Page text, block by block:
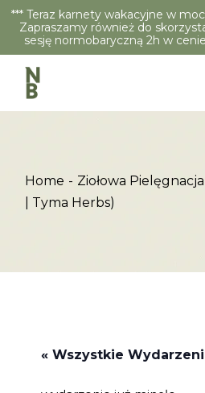
*** Teraz karnety wakacyjne w
Zapraszamy również do
sesję normobaryczną 2h w cenie
Home
Ziołowa
| Tyma Herbs)
« Wszystkie